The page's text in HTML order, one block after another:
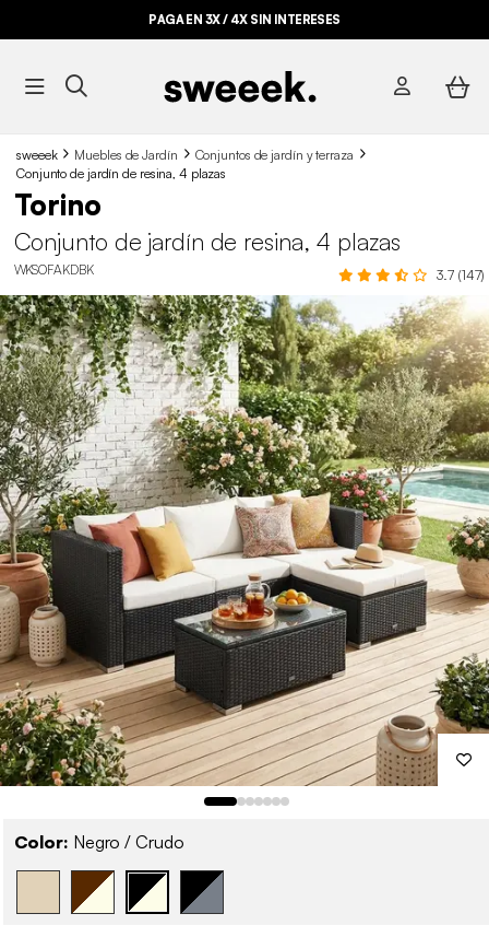
PAGA EN 3X / 4X SIN INTERESES
sweeek Muebles de Jardín
Conjuntos de jardín y terraza
Conjunto de jardín de resina, 4 plazas
Torino
Conjunto de jardín de resina, 4 plazas
WKSOFAKDBK 3.7 (147)
Color: Negro / Crudo